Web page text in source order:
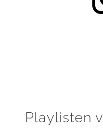
Playlisten